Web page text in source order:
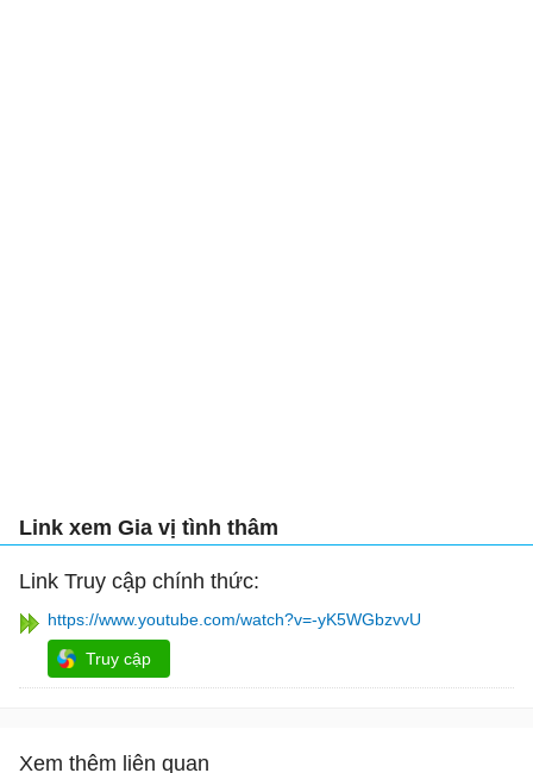
Link xem Gia vị tình thâm
Link Truy cập chính thức:
https://www.youtube.com/watch?v=-yK5WGbzvvU
Truy cập
Xem thêm liên quan